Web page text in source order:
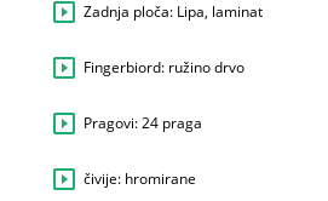
Zadnja ploča: Lipa, laminat
Fingerbiord: ružino drvo
Pragovi: 24 praga
čivije: hromirane